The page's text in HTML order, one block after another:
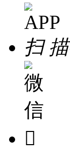
扫 描
